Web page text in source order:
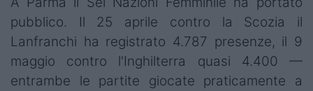
pubblico. Il 25 aprile contro la Scozia il
Lanfranchi ha registrato 4.787 presenze, il 9
maggio contro l'Inghilterra quasi 4.400 —
entrambe le partite giocate praticamente a